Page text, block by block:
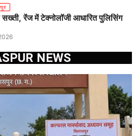
सख्ती, रेंज में टेक्नोलॉजी आधारित पुलिसिंग
NEWS